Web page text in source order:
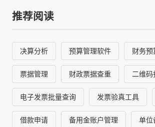
推荐阅读
决算分析 预算管理软件 财务
票据管理 财政票据查重 二维
电子发票批量查询 发票验真工具
借款申请 备用金账户管理 单位